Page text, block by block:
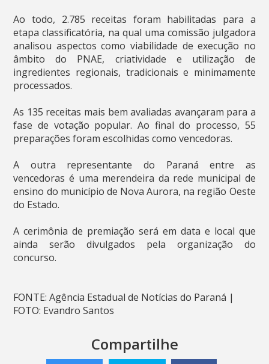
Ao todo, 2.785 receitas foram habilitadas para a
etapa classificatória, na qual uma comissão julgadora
analisou aspectos como viabilidade de execução no
âmbito do PNAE, criatividade e utilização de
ingredientes regionais, tradicionais e minimamente
processados.
As 135 receitas mais bem avaliadas avançaram para a
fase de votação popular. Ao final do processo, 55
preparações foram escolhidas como vencedoras.
A outra representante do Paraná entre as
vencedoras é uma merendeira da rede municipal de
ensino do município de Nova Aurora, na região Oeste
do Estado.
A cerimônia de premiação será em data e local que
ainda serão divulgados pela organização do
concurso.
FONTE: Agência Estadual de Notícias do Paraná |
FOTO: Evandro Santos
Compartilhe